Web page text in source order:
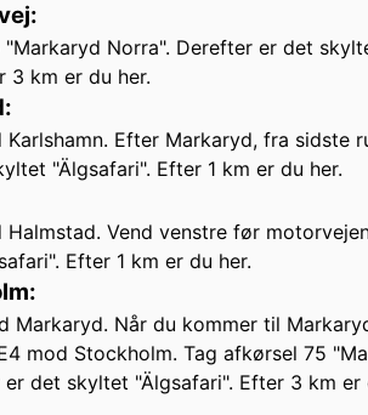
Norra". Derefter er det
3 km er du her.
Karlshamn. Efter Markaryd, fra sidste
"Älgsafari". Efter 1 km er du her.
Halmstad. Vend venstre før
Efter 1 km er du her.
Markaryd. Når du kommer til
mod Stockholm. Tag afkørsel 75
det skyltet "Älgsafari". Efter 3 km er